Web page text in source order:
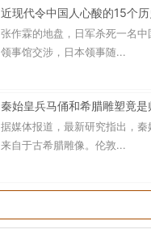
近现代令中国人心酸的15个
张作霖的地盘，日军杀死一名
领事馆交涉，日本领事随...
秦始皇兵马俑和希腊雕塑竟是
据媒体报道，最新研究指出，
来自于古希腊雕像。伦敦...